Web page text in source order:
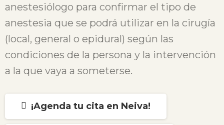
anestesiólogo para confirmar el tipo de
anestesia que se podrá utilizar en la cirugía
(local, general o epidural) según las
condiciones de la persona y la intervención
a la que vaya a someterse.
¡Agenda tu cita en Neiva!